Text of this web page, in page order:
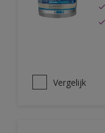
Vergelijk